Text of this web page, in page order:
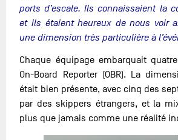
ports d’escale. Ils connaissaient la
et ils étaient heureux de nous voir
une dimension très particulière à
Chaque équipage embarquait
On-Board Reporter (OBR). La
était bien présente, avec cinq des
par des skippers étrangers, et la
plus que jamais comme une réalité